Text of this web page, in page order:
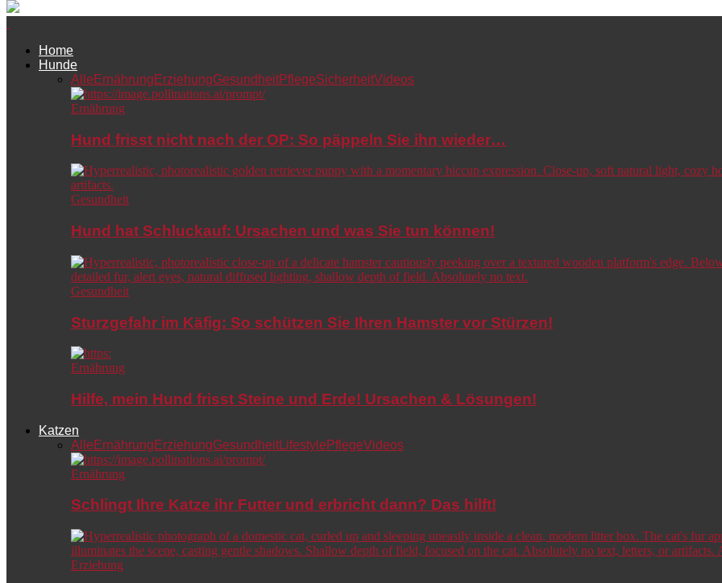
Home
Hunde
Alle Ernährung ErziehungGesundheitPflegeSicherheitVideos
Ernährung
Hund frisst nicht nach der OP: So päppeln Sie ihn wieder…
Gesundheit
Hund hat Schluckauf: Ursachen und was Sie tun können!
Gesundheit
Sturzgefahr im Käfig: So schützen Sie Ihren Hamster vor Stürzen!
Ernährung
Hilfe, mein Hund frisst Steine und Erde! Ursachen & Lösungen!
Katzen
Alle Ernährung ErziehungGesundheitLifestyle PflegeVideos
Ernährung
Schlingt Ihre Katze ihr Futter und erbricht dann? Das hilft!
Erziehung